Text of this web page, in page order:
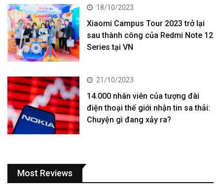
18/10/2023
Xiaomi Campus Tour 2023 trở lại
sau thành công của Redmi Note 12
Series tại VN
21/10/2023
14.000 nhân viên của tượng đài
điện thoại thế giới nhận tin sa thải:
Chuyện gì đang xảy ra?
Most Reviews